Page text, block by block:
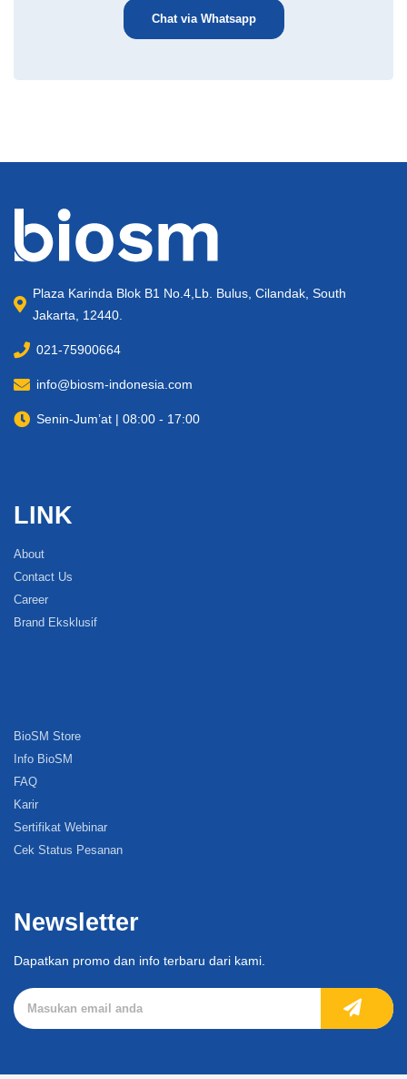
Chat via Whatsapp
Plaza Karinda Blok B1 No.4,Lb. Bulus, Cilandak, South
Jakarta, 12440.
021-75900664
info@biosm-indonesia.com
Senin-Jum’at | 08:00 - 17:00
LINK
About
Contact Us
Career
Brand Eksklusif
BioSM Store
Info BioSM
FAQ
Karir
Sertifikat Webinar
Cek Status Pesanan
Newsletter
Dapatkan promo dan info terbaru dari kami.